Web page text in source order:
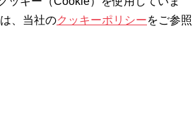
、当社のクッキーポリシーをご参照